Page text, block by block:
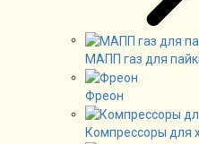
МАПП газ для
Фреон
Компрессоры для